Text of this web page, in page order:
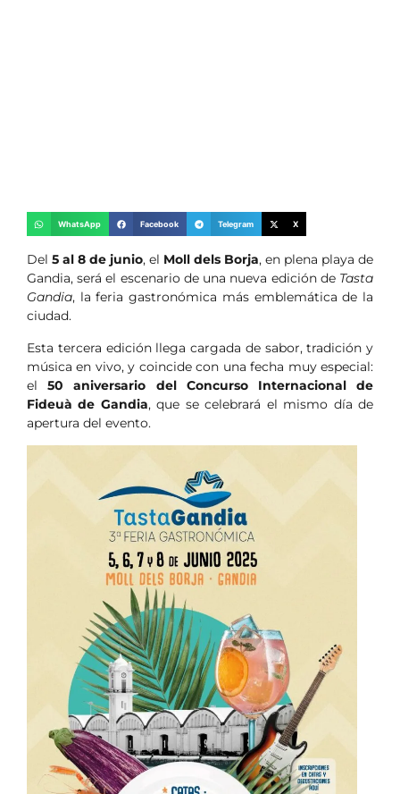
WhatsApp Facebook Telegram X
Del 5 al 8 de junio, el Moll dels Borja, en plena playa de
Gandia, será el escenario de una nueva edición de Tasta
Gandia, la feria gastronómica más emblemática de la
ciudad.
Esta tercera edición llega cargada de sabor, tradición y
música en vivo, y coincide con una fecha muy especial:
el50 aniversario del Concurso Internacional de
Fideuà de Gandia, que se celebrará el mismo día de
apertura del evento.